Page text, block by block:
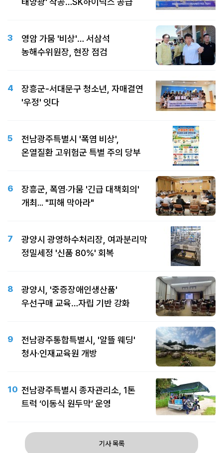
3
영암 가뭄 '비상'… 서삼석
농해수위원장, 현장 점검
4
장흥군-서대문구 청소년, 자매결연
'우정' 잇다
5
전남광주특별시 '폭염 비상',
온열질환 고위험군 특별 주의 당부
6
장흥군, 폭염·가뭄 '긴급 대책회의'
개최... "피해 막아라"
7
광양시 광영하수처리장, 여과분리막
정밀세정 '신품 80%' 회복
8
광양시, '중증장애인생산품'
우선구매 교육…자립 기반 강화
9
전남광주통합특별시, '알뜰 웨딩'
청사·인재교육원 개방
10 전남광주특별시 종자관리소, 1톤
트럭 ‘이동식 원두막’ 운영
기사 목록